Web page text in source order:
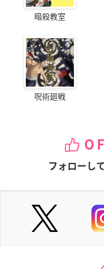
暗殺教室
呪術廻戦
フォローし